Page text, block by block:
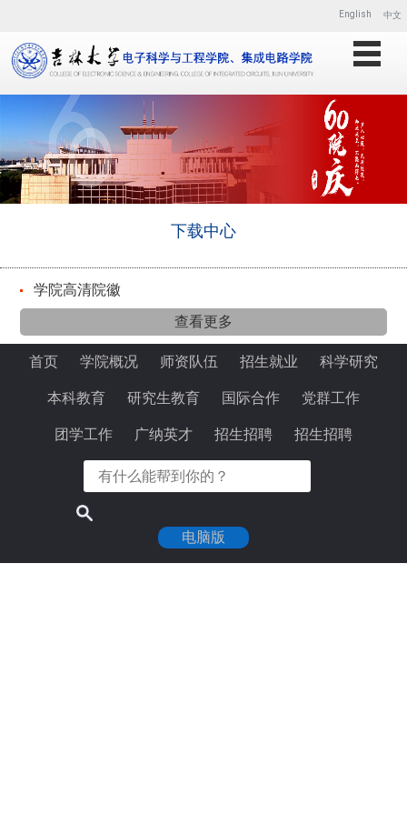
English 中文
下载中心
学院高清院徽
查看更多
首页 学院概况 师资队伍 招生就业 科学研究
本科教育 研究生教育 国际合作 党群工作
团学工作 广纳英才 招生招聘 招生招聘
电脑版